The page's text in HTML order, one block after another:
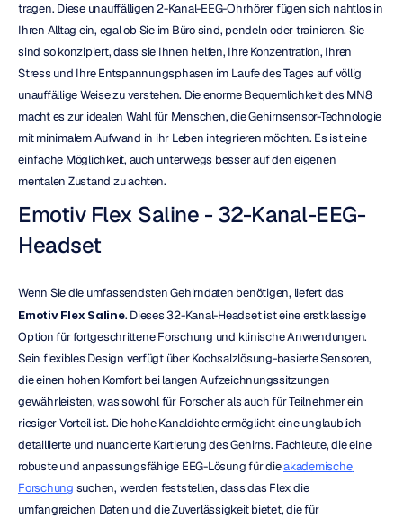
tragen. Diese unauffälligen 2-Kanal-EEG-Ohrhörer fügen sich nahtlos in
Ihren Alltag ein, egal ob Sie im Büro sind, pendeln oder trainieren. Sie
sind so konzipiert, dass sie Ihnen helfen, Ihre Konzentration, Ihren
Stress und Ihre Entspannungsphasen im Laufe des Tages auf völlig
unauffällige Weise zu verstehen. Die enorme Bequemlichkeit des MN8
macht es zur idealen Wahl für Menschen, die Gehirnsensor-Technologie
mit minimalem Aufwand in ihr Leben integrieren möchten. Es ist eine
einfache Möglichkeit, auch unterwegs besser auf den eigenen
mentalen Zustand zu achten.
Emotiv Flex Saline - 32-Kanal-EEG-
Headset
Emotiv Flex Saline. Dieses 32-Kanal-Headset ist eine erstklassige
Option für fortgeschrittene Forschung und klinische Anwendungen.
Sein flexibles Design verfügt über Kochsalzlösung-basierte Sensoren,
die einen hohen Komfort bei langen Aufzeichnungssitzungen
gewährleisten, was sowohl für Forscher als auch für Teilnehmer ein
riesiger Vorteil ist. Die hohe Kanaldichte ermöglicht eine unglaublich
detaillierte und nuancierte Kartierung des Gehirns. Fachleute, die eine
robuste und anpassungsfähige EEG-Lösung für die akademische
Forschung suchen, werden feststellen, dass das Flex die
umfangreichen Daten und die Zuverlässigkeit bietet, die für